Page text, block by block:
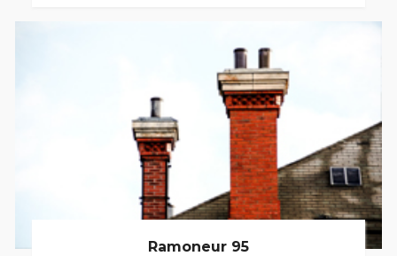
Ramoneur 95